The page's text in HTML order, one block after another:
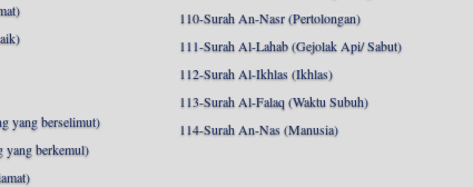
yang berselimut)
yang berkemul)
110-Surah An-Nasr (Pertolongan)
111-Surah Al-Lahab (Gejolak Api/ Sabut)
112-Surah Al-Ikhlas (Ikhlas)
113-Surah Al-Falaq (Waktu Subuh)
114-Surah An-Nas (Manusia)